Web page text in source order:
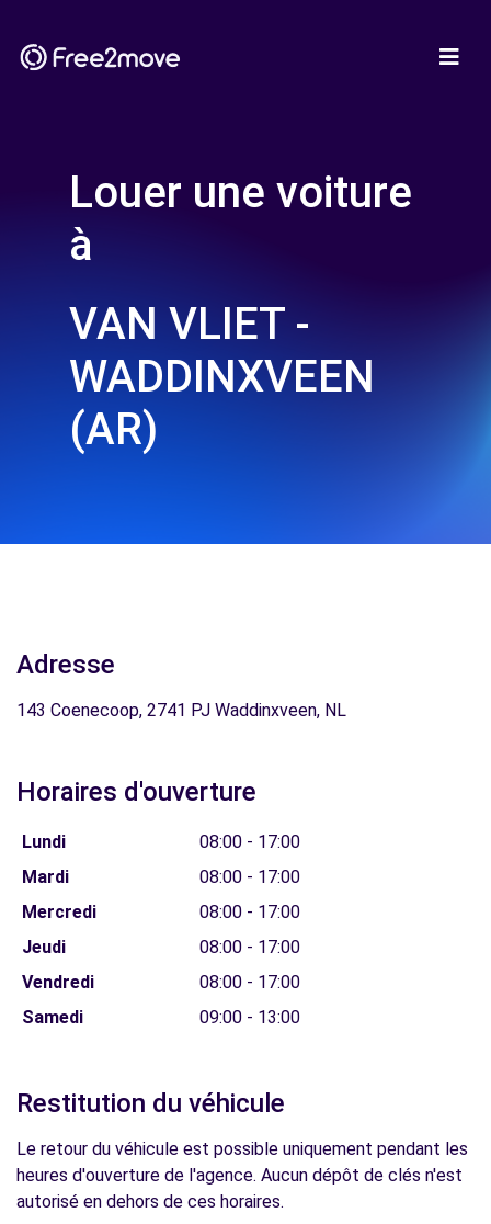
Louer une voiture
à
VAN VLIET -
WADDINXVEEN
(AR)
Adresse
143 Coenecoop, 2741 PJ Waddinxveen, NL
Horaires d'ouverture
Lundi
08:00 - 17:00
Mardi
08:00 - 17:00
Mercredi
08:00 - 17:00
Jeudi
08:00 - 17:00
Vendredi
08:00 - 17:00
Samedi
09:00 - 13:00
Restitution du véhicule
Le retour du véhicule est possible uniquement pendant les
heures d'ouverture de l'agence. Aucun dépôt de clés n'est
autorisé en dehors de ces horaires.